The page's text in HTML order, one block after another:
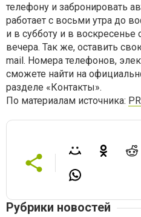
телефону и забронировать
работает с восьми утра до
и в субботу и в воскресенье
вечера. Так же, оставить
mail. Номера телефонов,
сможете найти на
разделе «Контакты».
По материалам источника:
Рубрики новостей